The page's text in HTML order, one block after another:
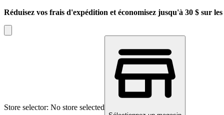
Réduisez vos frais d'expédition et économisez jusqu'à 30 $ sur
Store selector: No store selected